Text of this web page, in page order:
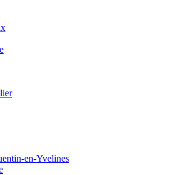
en-Yvelines